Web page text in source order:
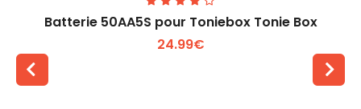
Batterie 50AA5S pour Toniebox Tonie Box
24.99€